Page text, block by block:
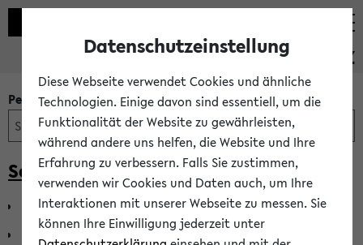
PEVZ
Personen- und Einrichtungssuche
Senat der Universität Bielefeld
Senat - Gruppe der Akademischen Mitarbeiter*innen
Senat - Gruppe der Hochschullehrer*innen
Datenschutzeinstellung
Diese Webseite verwendet Cookies und ähnliche
Technologien. Einige davon sind essentiell, um die
Funktionalität der Website zu gewährleisten,
während andere uns helfen, die Website und Ihre
Erfahrung zu verbessern. Falls Sie zustimmen,
verwenden wir Cookies und Daten auch, um Ihre
Interaktionen mit unserer Webseite zu messen. Sie
können Ihre Einwilligung jederzeit unter